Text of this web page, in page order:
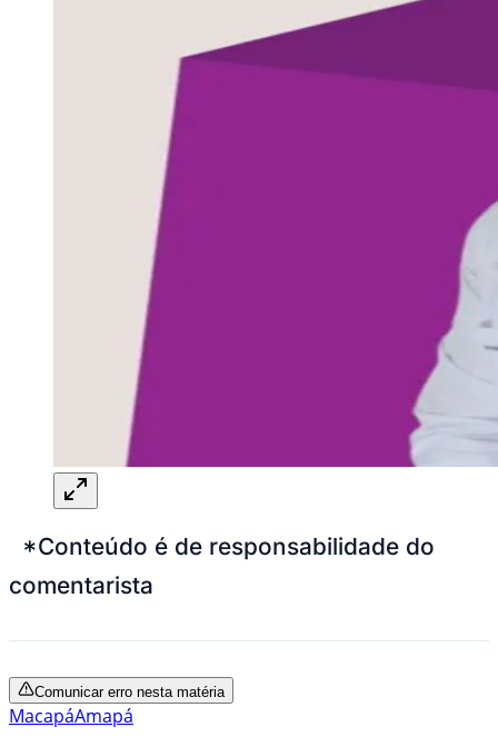
*Conteúdo é de responsabilidade do
comentarista
Comunicar erro nesta matéria
MacapáAmapá